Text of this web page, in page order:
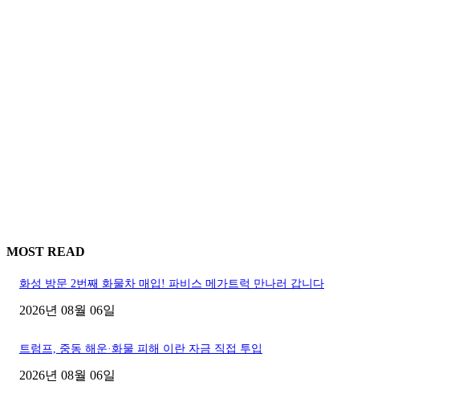
MOST READ
화성 방문 2번째 화물차 매입! 파비스 메가트럭 만나러 갑니다
2026년 08월 06일
트럼프, 중동 해운·화물 피해 이란 자금 직접 투입
2026년 08월 06일